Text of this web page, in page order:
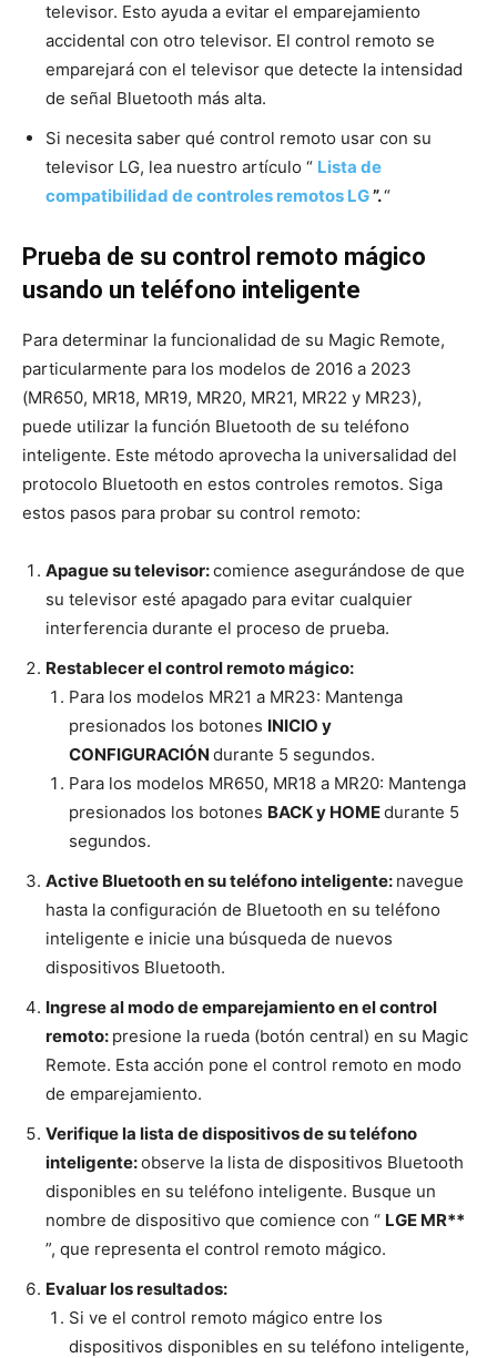
televisor. Esto ayuda a evitar el emparejamiento
accidental con otro televisor. El control remoto se
emparejará con el televisor que detecte la intensidad
de señal Bluetooth más alta.
Si necesita saber qué control remoto usar con su
televisor LG, lea nuestro artículo “ Lista de
compatibilidad de controles remotos LG”.“
Prueba de su control remoto mágico
usando un teléfono inteligente
Para determinar la funcionalidad de su Magic Remote,
particularmente para los modelos de 2016 a 2023
(MR650, MR18, MR19, MR20, MR21, MR22 y MR23),
puede utilizar la función Bluetooth de su teléfono
inteligente. Este método aprovecha la universalidad del
protocolo Bluetooth en estos controles remotos. Siga
estos pasos para probar su control remoto:
Apague su televisor:comience asegurándose de que
su televisor esté apagado para evitar cualquier
interferencia durante el proceso de prueba.
Restablecer el control remoto mágico:
Para los modelos MR21 a MR23: Mantenga
presionados los botones INICIO y
CONFIGURACIÓN durante 5 segundos.
Para los modelos MR650, MR18 a MR20: Mantenga
presionados los botones BACK y HOMEdurante 5
segundos.
Active Bluetooth en su teléfono inteligente: navegue
hasta la configuración de Bluetooth en su teléfono
inteligente e inicie una búsqueda de nuevos
dispositivos Bluetooth.
Ingrese al modo de emparejamiento en el control
remoto: presione la rueda (botón central) en su Magic
Remote. Esta acción pone el control remoto en modo
de emparejamiento.
Verifique la lista de dispositivos de su teléfono
inteligente:observe la lista de dispositivos Bluetooth
disponibles en su teléfono inteligente. Busque un
nombre de dispositivo que comience con “ LGE MR**
”, que representa el control remoto mágico.
Evaluar los resultados:
Si ve el control remoto mágico entre los
dispositivos disponibles en su teléfono inteligente,